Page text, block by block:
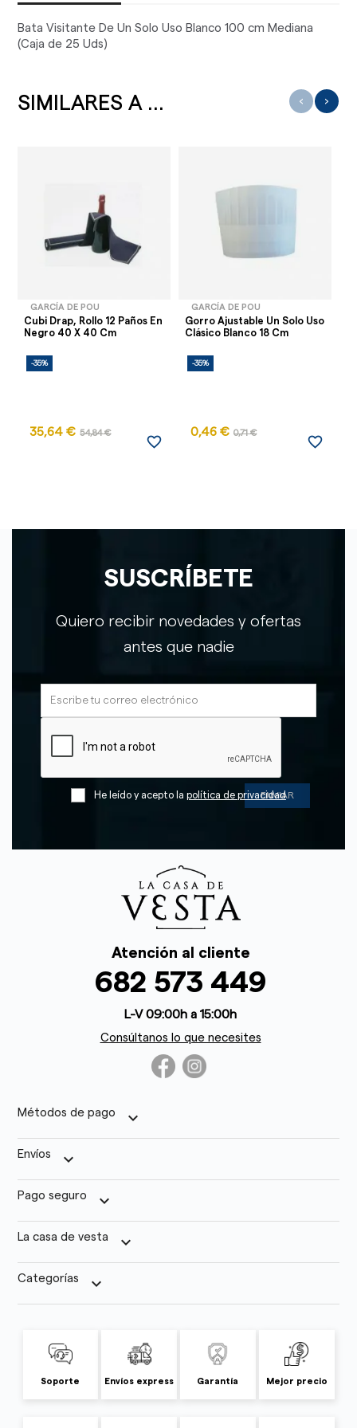
Bata Visitante De Un Solo Uso Blanco 100 cm Mediana
(Caja de 25 Uds)
SIMILARES A ...
GARCÍA DE POU
Cubi Drap, Rollo 12 Paños En
Negro 40 X 40 Cm
-35%
35,64 € 54,84 €
favorite_border
GARCÍA DE POU
Gorro Ajustable Un Solo Uso
Clásico Blanco 18 Cm
-35%
0,46 € 0,71 €
favorite_border
‹ ›
SUSCRÍBETE
Quiero recibir novedades y ofertas
antes que nadie
He leído y acepto la política de privacidad
Atención al cliente
682 573 449
L-V 09:00h a 15:00h
Consúltanos lo que necesites
Métodos de pago keyboard_arrow_down
Envíos keyboard_arrow_down
Pago seguro keyboard_arrow_down
La casa de vesta keyboard_arrow_down
Categorías keyboard_arrow_down
Soporte Envíos express Garantía Mejor precio